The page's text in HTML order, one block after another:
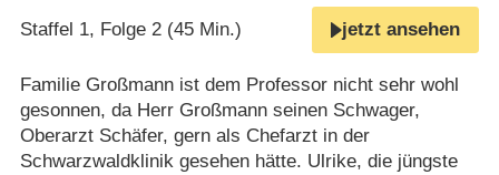
Staffel 1, Folge 2 (45 Min.) jetzt ansehen
Familie Großmann ist dem Professor nicht sehr wohl
gesonnen, da Herr Großmann seinen Schwager,
Oberarzt Schäfer, gern als Chefarzt in der
Schwarzwaldklinik gesehen hätte. Ulrike, die jüngste